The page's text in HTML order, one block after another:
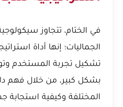
في الختام، تتجاوز
الجماليات؛ إنها أداة
تشكيل تجربة المستخدم
بشكل كبير. من خلال فهم
المختلفة وكيفية استجابة